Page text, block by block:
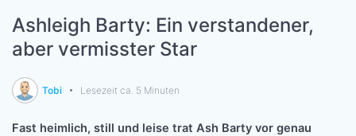
Ashleigh Barty: Ein verstandener,
aber vermisster Star
Tobi Lesezeit ca. 5 Minuten
Fast heimlich, still und leise trat Ash Barty vor genau